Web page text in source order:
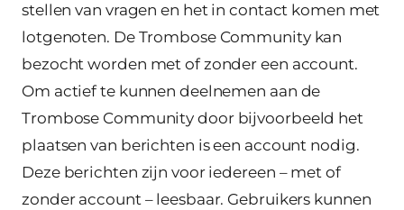
stellen van vragen en het in contact komen met
lotgenoten. De Trombose Community kan
bezocht worden met of zonder een account.
Om actief te kunnen deelnemen aan de
Trombose Community door bijvoorbeeld het
plaatsen van berichten is een account nodig.
Deze berichten zijn voor iedereen – met of
zonder account – leesbaar. Gebruikers kunnen